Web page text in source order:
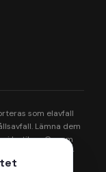
som elavfall
Lämna dem
i butiken. Genom
och säkerställer